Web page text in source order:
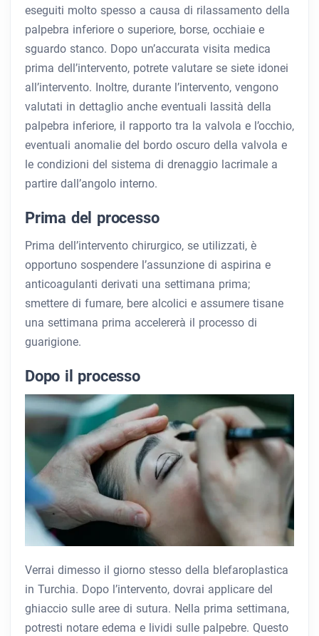
eseguiti molto spesso a causa di rilassamento della
palpebra inferiore o superiore, borse, occhiaie e
sguardo stanco. Dopo un’accurata visita medica
prima dell’intervento, potrete valutare se siete idonei
all’intervento. Inoltre, durante l’intervento, vengono
valutati in dettaglio anche eventuali lassità della
palpebra inferiore, il rapporto tra la valvola e l’occhio,
eventuali anomalie del bordo oscuro della valvola e
le condizioni del sistema di drenaggio lacrimale a
partire dall’angolo interno.
Prima del processo
Prima dell’intervento chirurgico, se utilizzati, è
opportuno sospendere l’assunzione di aspirina e
anticoagulanti derivati ​​una settimana prima;
smettere di fumare, bere alcolici e assumere tisane
una settimana prima accelererà il processo di
guarigione.
Dopo il processo
Verrai dimesso il giorno stesso della blefaroplastica
in Turchia. Dopo l’intervento, dovrai applicare del
ghiaccio sulle aree di sutura. Nella prima settimana,
potresti notare edema e lividi sulle palpebre. Questo